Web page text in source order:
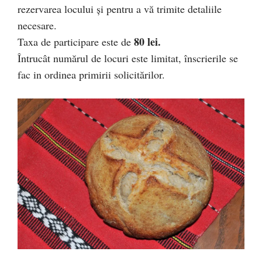
rezervarea locului și pentru a vă trimite detaliile
necesare.
Taxa de participare este de 80 lei.
Întrucât numărul de locuri este limitat, înscrierile se
fac in ordinea primirii solicitărilor.